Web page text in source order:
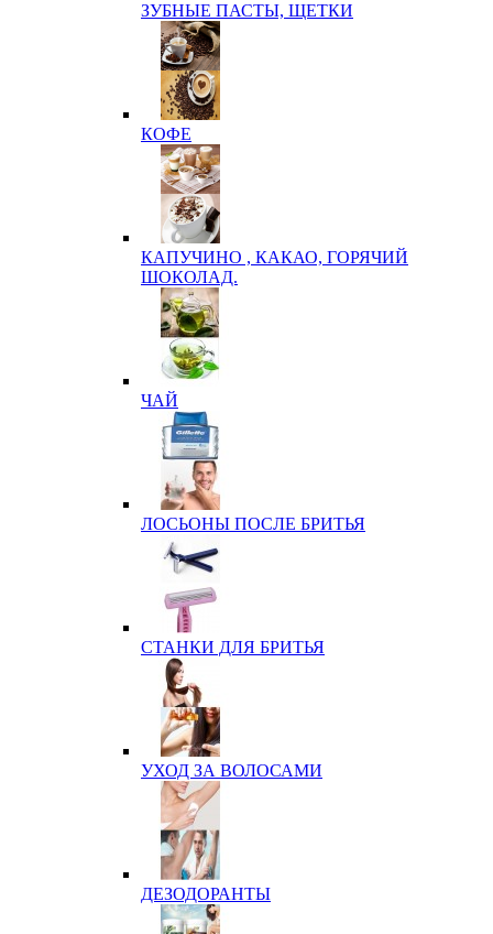
ЗУБНЫЕ ПАСТЫ, ЩЕТКИ
КОФЕ
КАПУЧИНО , КАКАО, ГОРЯЧИЙ
ШОКОЛАД.
ЧАЙ
ЛОСЬОНЫ ПОСЛЕ БРИТЬЯ
СТАНКИ ДЛЯ БРИТЬЯ
УХОД ЗА ВОЛОСАМИ
ДЕЗОДОРАНТЫ